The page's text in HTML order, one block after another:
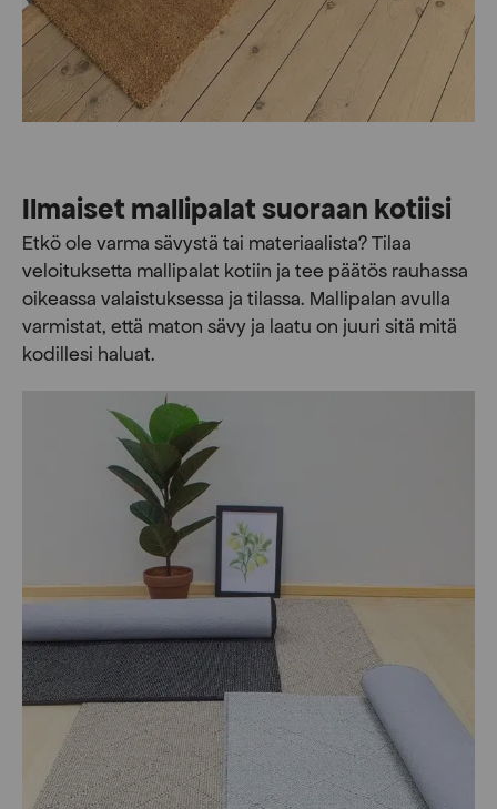
Ilmaiset mallipalat suoraan kotiisi
Etkö ole varma sävystä tai materiaalista? Tilaa
veloituksetta mallipalat kotiin ja tee päätös rauhassa
oikeassa valaistuksessa ja tilassa. Mallipalan avulla
varmistat, että maton sävy ja laatu on juuri sitä mitä
kodillesi haluat.